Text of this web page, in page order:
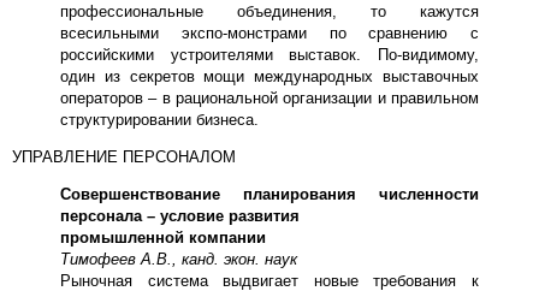
профессиональные объединения, то кажутся
всесильными экспо-монстрами по сравнению с
российскими устроителями выставок. По-видимому,
один из секретов мощи международных выставочных
операторов – в рациональной организации и правильном
структурировании бизнеса.
УПРАВЛЕНИЕ ПЕРСОНАЛОМ
Совершенствование планирования численности
персонала – условие развития
промышленной компании
Тимофеев А.В., канд. экон. наук
Рыночная система выдвигает новые требования к